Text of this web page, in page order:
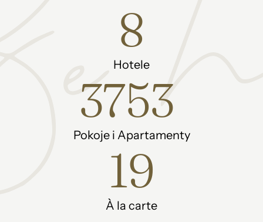
8
Hotele
3753
Pokoje i Apartamenty
19
À la carte